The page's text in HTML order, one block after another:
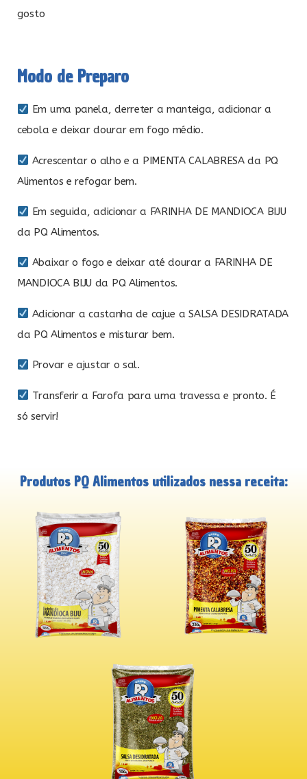
gosto
Modo de Preparo
Em uma panela, derreter a manteiga, adicionar a
cebola e deixar dourar em fogo médio.
Acrescentar o alho e a PIMENTA CALABRESA da PQ
Alimentos e refogar bem.
Em seguida, adicionar a FARINHA DE MANDIOCA BIJU
da PQ Alimentos.
Abaixar o fogo e deixar até dourar a FARINHA DE
MANDIOCA BIJU da PQ Alimentos.
Adicionar a castanha de cajue a SALSA DESIDRATADA
da PQ Alimentos e misturar bem.
Provar e ajustar o sal.
Transferir a Farofa para uma travessa e pronto. É
só servir!
Produtos PQ Alimentos utilizados nessa receita: